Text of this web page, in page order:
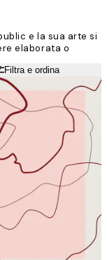
e la sua arte si
elaborata o
in tutto il mondo.
semplice.
fiori e tutti i
Filtra e ordina